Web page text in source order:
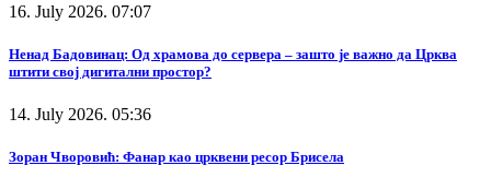
16. July 2026. 07:07
Ненад Бадовинац: Од храмова до сервера – зашто је важно да Црква
штити свој дигитални простор?
14. July 2026. 05:36
Зоран Чворовић: Фанар као црквени ресор Брисела